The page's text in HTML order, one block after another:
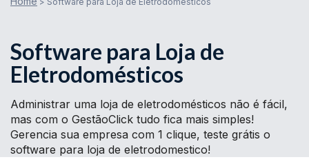
Software para Loja de
Eletrodomésticos
Administrar uma loja de eletrodomésticos não é fácil,
mas com o GestãoClick tudo fica mais simples!
Gerencia sua empresa com 1 clique, teste grátis o
software para loja de eletrodomestico!